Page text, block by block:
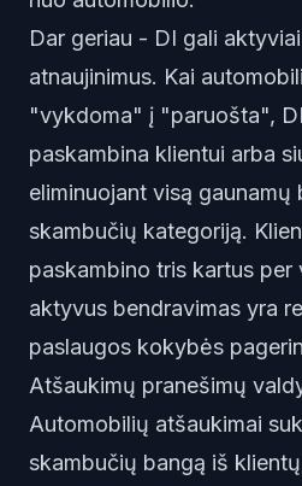
Dar geriau - DI gali
atnaujinimus. Kai
"vykdoma" į "paruošta",
paskambina klientui arba
eliminuojant visą gaunamų
skambučių kategoriją.
paskambino tris kartus
aktyvus bendravimas yra
paslaugos kokybės
Atšaukimų pranešimų
Automobilių atšaukimai
skambučių bangą iš